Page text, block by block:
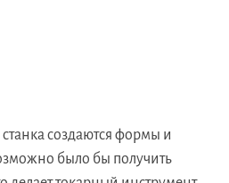
создаются формы и
было бы получить